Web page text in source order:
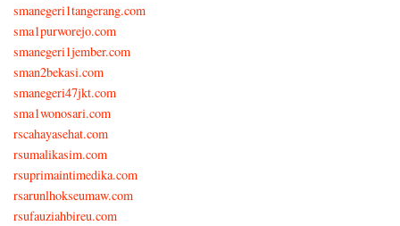
smanegeri1tangerang.com
sma1purworejo.com
smanegeri1jember.com
sman2bekasi.com
smanegeri47jkt.com
sma1wonosari.com
rscahayasehat.com
rsumalikasim.com
rsuprimaintimedika.com
rsarunlhokseumaw.com
rsufauziahbireu.com